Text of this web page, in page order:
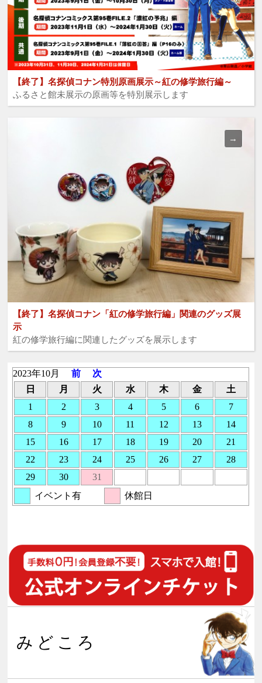
【終了】名探偵コナン特別原画展示～紅の修学旅行編～
ふるさと館未展示の原画等を特別展示します
【終了】名探偵コナン「紅の修学旅行編」関連のグッズ展
示
紅の修学旅行編に関連したグッズを展示します
みどころ